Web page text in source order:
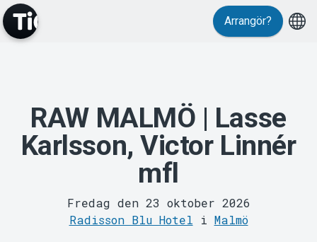
MyTickster
Arrangör?
RAW MALMÖ | Lasse
Karlsson, Victor Linnér
mfl
Fredag den 23 oktober 2026
Radisson Blu Hotel i Malmö